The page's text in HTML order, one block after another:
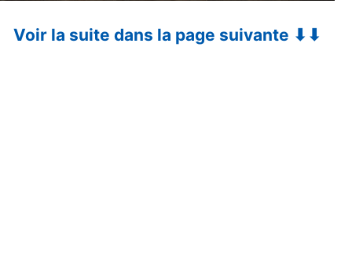
Voir la suite dans la page suivante ⬇⬇